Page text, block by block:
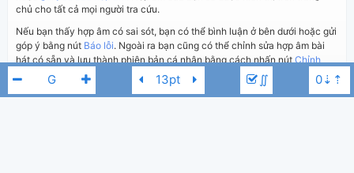
∬
chủ cho tất cả mọi người tra cứu.
Nếu bạn thấy hợp âm có sai sót, bạn có thể bình luận ở bên dưới hoặc gửi
góp ý bằng nút Báo lỗi. Ngoài ra bạn cũng có thể chỉnh sửa hợp âm bài
hát có sẵn và lưu thành phiên bản cá nhân bằng cách nhấn nút Chỉnh
sửa hợp âm